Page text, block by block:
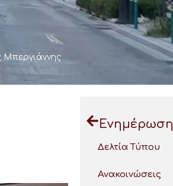
Μπεργιάννης
Ενημέρωση
Δελτία Τύπου
Ανακοινώσεις